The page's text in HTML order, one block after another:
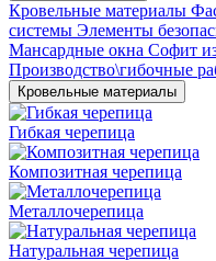
Кровельные материалы
системы Элементы
Мансардные окна Софит
Производство\гибочные
Кровельные материалы
Гибкая черепица
Композитная черепица
Металлочерепица
Натуральная черепица